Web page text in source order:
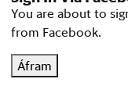
You are about to
from Facebook.
Áfram